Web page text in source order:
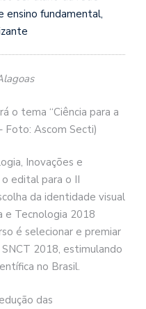
ensino fundamental,
o tema “Ciência para a
Foto: Ascom Secti)
Inovações e
o edital para o II
da identidade visual
e Tecnologia 2018
é selecionar e premiar
2018, estimulando
no Brasil.
das